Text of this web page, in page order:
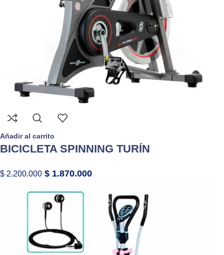
Añadir al carrito
BICICLETA SPINNING TURÍN
$2.200.000 $ 1.870.000